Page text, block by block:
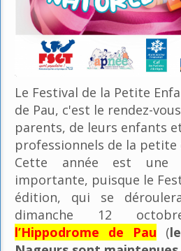
Le Festival de la Petite
de Pau, c'est le rendez-
parents, de leurs enfants
professionnels de la petite
Cette année est une
importante, puisque le
édition, qui se
dimanche 12
l’Hippodrome de Pau (